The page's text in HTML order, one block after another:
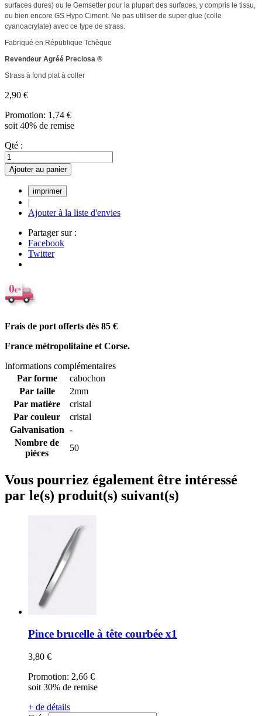
surfaces dures) ou le Gemsetter pour la plupart des surfaces, y compris le tissu,
ou bien encore GS Hypo Ciment. Ne pas utiliser de super glue (colle
cyanoacrylate) avec ce type de strass.
Fabriqué en République Tchèque
Revendeur Agréé Preciosa ®
Strass à fond plat à coller
2,90 €
Promotion: 1,74 €
soit 40% de remise
Qté :
Ajouter au panier
|
Ajouter à la liste d'envies
Partager sur :
Facebook
Twitter
Frais de port offerts dès 85 €
France métropolitaine et Corse.
Informations complémentaires
Par forme
cabochon
Par taille
2mm
Par matière
cristal
Par couleur
cristal
Galvanisation -
Nombre de
pièces
50
Vous pourriez également être intéressé
par le(s) produit(s) suivant(s)
Pince brucelle à tête courbée x1
3,80 €
Promotion: 2,66 €
soit 30% de remise
+ de détails